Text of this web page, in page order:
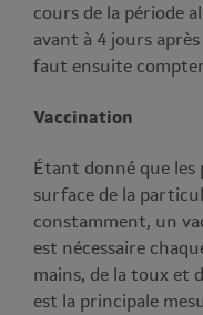
cours de la période
avant à 4 jours
faut ensuite
Vaccination
Étant donné que les
surface de la
constamment, un
est nécessaire
mains, de la toux et
est la principale